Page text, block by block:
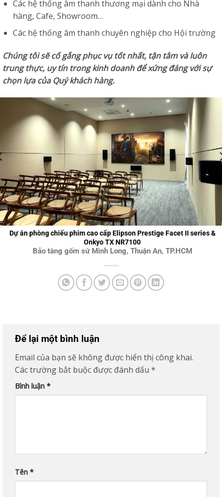
Các hệ thống âm thanh thương mại dành cho Nhà
hàng, Cafe, Showroom…
Các hệ thống âm thanh chuyên nghiệp cho Hội trường
Chúng tôi sẽ cố gắng phục vụ tốt nhất, tận tâm và luôn
trung thực, uy tín trong kinh doanh để xứng đáng với sự
chọn lựa của Quý khách hàng.
Dự án phòng chiếu phim cao cấp Elipson Prestige Facet II series &
Onkyo TX NR7100
Bảo tàng gốm sứ Minh Long, Thuận An, TP.HCM
Để lại một bình luận
Email của bạn sẽ không được hiển thị công khai.
Các trường bắt buộc được đánh dấu *
Bình luận *
Tên *